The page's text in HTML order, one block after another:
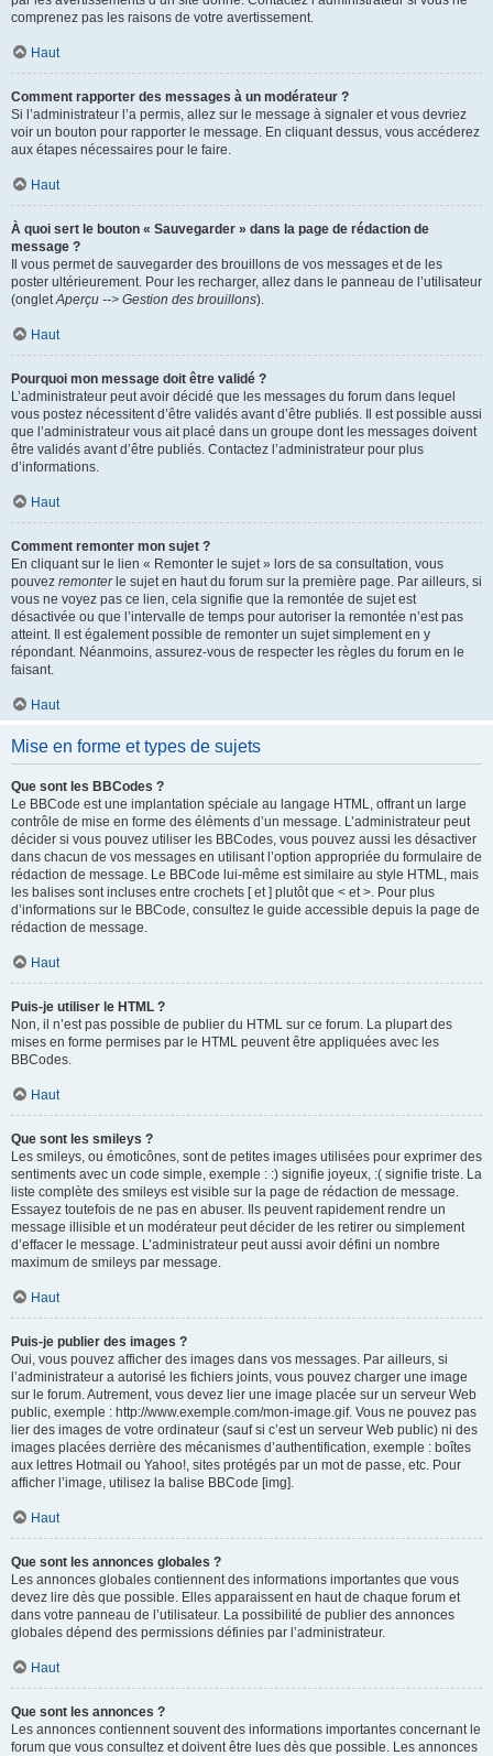
comprenez pas les raisons de votre avertissement.
Haut
Comment rapporter des messages à un modérateur ?
Si l’administrateur l’a permis, allez sur le message à signaler et vous devriez
voir un bouton pour rapporter le message. En cliquant dessus, vous accéderez
aux étapes nécessaires pour le faire.
Haut
À quoi sert le bouton « Sauvegarder » dans la page de rédaction de
message ?
Il vous permet de sauvegarder des brouillons de vos messages et de les
poster ultérieurement. Pour les recharger, allez dans le panneau de l’utilisateur
(ongletAperçu --> Gestion des brouillons).
Haut
Pourquoi mon message doit être validé ?
L’administrateur peut avoir décidé que les messages du forum dans lequel
vous postez nécessitent d’être validés avant d’être publiés. Il est possible aussi
que l’administrateur vous ait placé dans un groupe dont les messages doivent
être validés avant d’être publiés. Contactez l’administrateur pour plus
d’informations.
Haut
Comment remonter mon sujet ?
En cliquant sur le lien « Remonter le sujet » lors de sa consultation, vous
pouvez remonterle sujet en haut du forum sur la première page. Par ailleurs, si
vous ne voyez pas ce lien, cela signifie que la remontée de sujet est
désactivée ou que l’intervalle de temps pour autoriser la remontée n’est pas
atteint. Il est également possible de remonter un sujet simplement en y
répondant. Néanmoins, assurez-vous de respecter les règles du forum en le
faisant.
Haut
Mise en forme et types de sujets
Que sont les BBCodes ?
Le BBCode est une implantation spéciale au langage HTML, offrant un large
contrôle de mise en forme des éléments d’un message. L’administrateur peut
décider si vous pouvez utiliser les BBCodes, vous pouvez aussi les désactiver
dans chacun de vos messages en utilisant l’option appropriée du formulaire de
rédaction de message. Le BBCode lui-même est similaire au style HTML, mais
les balises sont incluses entre crochets [ et ] plutôt que < et >. Pour plus
d’informations sur le BBCode, consultez le guide accessible depuis la page de
rédaction de message.
Haut
Puis-je utiliser le HTML ?
Non, il n’est pas possible de publier du HTML sur ce forum. La plupart des
mises en forme permises par le HTML peuvent être appliquées avec les
BBCodes.
Haut
Que sont les smileys ?
Les smileys, ou émoticônes, sont de petites images utilisées pour exprimer des
sentiments avec un code simple, exemple : :) signifie joyeux, :( signifie triste. La
liste complète des smileys est visible sur la page de rédaction de message.
Essayez toutefois de ne pas en abuser. Ils peuvent rapidement rendre un
message illisible et un modérateur peut décider de les retirer ou simplement
d’effacer le message. L’administrateur peut aussi avoir défini un nombre
maximum de smileys par message.
Haut
Puis-je publier des images ?
Oui, vous pouvez afficher des images dans vos messages. Par ailleurs, si
l’administrateur a autorisé les fichiers joints, vous pouvez charger une image
sur le forum. Autrement, vous devez lier une image placée sur un serveur Web
public, exemple : http://www.exemple.com/mon-image.gif. Vous ne pouvez pas
lier des images de votre ordinateur (sauf si c’est un serveur Web public) ni des
images placées derrière des mécanismes d’authentification, exemple : boîtes
aux lettres Hotmail ou Yahoo!, sites protégés par un mot de passe, etc. Pour
afficher l’image, utilisez la balise BBCode [img].
Haut
Que sont les annonces globales ?
Les annonces globales contiennent des informations importantes que vous
devez lire dès que possible. Elles apparaissent en haut de chaque forum et
dans votre panneau de l’utilisateur. La possibilité de publier des annonces
globales dépend des permissions définies par l’administrateur.
Haut
Que sont les annonces ?
Les annonces contiennent souvent des informations importantes concernant le
forum que vous consultez et doivent être lues dès que possible. Les annonces